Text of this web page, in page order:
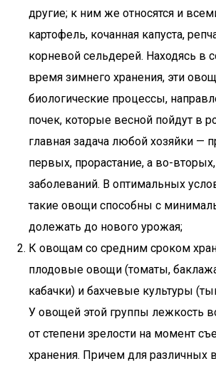
другие; к ним же относятся и
картофель, кочанная капуста,
корневой сельдерей. Находясь в
время зимнего хранения, эти
биологические процессы,
почек, которые весной пойдут в
главная задача любой хозяйки —
первых, прорастание, а во-
заболеваний. В оптимальных
такие овощи способны с
долежать до нового урожая;
К овощам со средним сроком
плодовые овощи (томаты,
кабачки) и бахчевые культуры
У овощей этой группы лежкость
от степени зрелости на момент
хранения. Причем для различных